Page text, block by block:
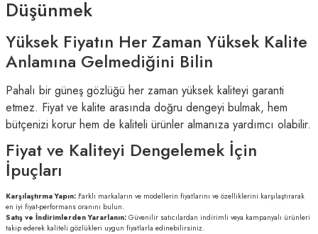
Düşünmek
Yüksek Fiyatın Her Zaman Yüksek Kalite
Anlamına Gelmediğini Bilin
Pahalı bir güneş gözlüğü her zaman yüksek kaliteyi garanti
etmez. Fiyat ve kalite arasında doğru dengeyi bulmak, hem
bütçenizi korur hem de kaliteli ürünler almanıza yardımcı olabilir.
Fiyat ve Kaliteyi Dengelemek İçin
İpuçları
Karşılaştırma Yapın: Farklı markaların ve modellerin fiyatlarını ve özelliklerini karşılaştırarak
en iyi fiyat-performans oranını bulun.
Satış ve İndirimlerden Yararlanın: Güvenilir satıcılardan indirimli veya kampanyalı ürünleri
takip ederek kaliteli gözlükleri uygun fiyatlarla edinebilirsiniz.